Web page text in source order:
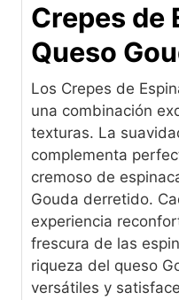
Crepes de
Queso
Los Crepes de
una combinación
texturas. La
complementa
cremoso de
Gouda derretido.
experiencia
frescura de las
riqueza del queso
versátiles y